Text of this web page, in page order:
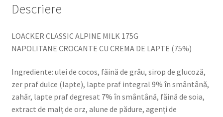
LAPTE
Descriere
LOACKER CLASSIC ALPINE MILK 175G
NAPOLITANE CROCANTE CU CREMA DE LAPTE (75%)
Ingrediente: ulei de cocos, făină de grâu, sirop de glucoză,
zer praf dulce (lapte), lapte praf integral 9% în smântână,
zahăr, lapte praf degresat 7% în smântână, făină de soia,
extract de malț de orz, alune de pădure, agenți de